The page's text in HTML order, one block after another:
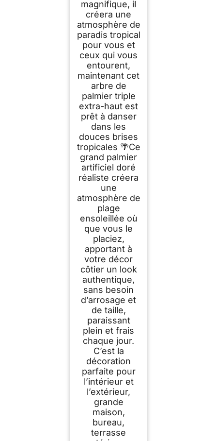
magnifique, il
créera une
atmosphère de
paradis tropical
pour vous et
ceux qui vous
entourent,
maintenant cet
arbre de
palmier triple
extra-haut est
prêt à danser
dans les
douces brises
tropicales 🌴Ce
grand palmier
artificiel doré
réaliste créera
une
atmosphère de
plage
ensoleillée où
que vous le
placiez,
apportant à
votre décor
côtier un look
authentique,
sans besoin
d’arrosage et
de taille,
paraissant
plein et frais
chaque jour.
C’est la
décoration
parfaite pour
l’intérieur et
l’extérieur,
grande
maison,
bureau,
terrasse